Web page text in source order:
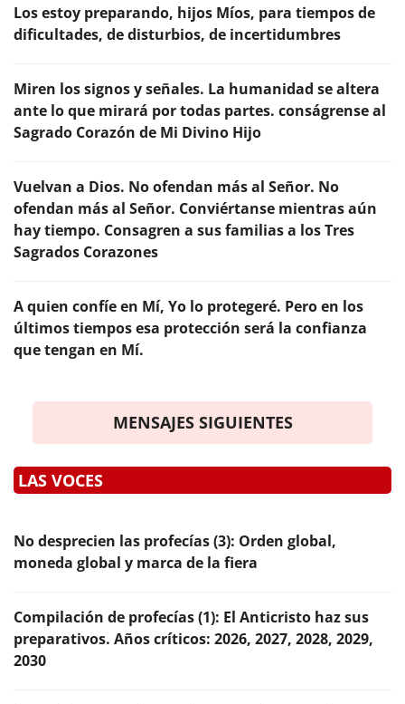
Los estoy preparando, hijos Míos, para tiempos de
dificultades, de disturbios, de incertidumbres
Miren los signos y señales. La humanidad se altera
ante lo que mirará por todas partes. conságrense al
Sagrado Corazón de Mi Divino Hijo
Vuelvan a Dios. No ofendan más al Señor. No
ofendan más al Señor. Conviértanse mientras aún
hay tiempo. Consagren a sus familias a los Tres
Sagrados Corazones
A quien confíe en Mí, Yo lo protegeré. Pero en los
últimos tiempos esa protección será la confianza
que tengan en Mí.
MENSAJES SIGUIENTES
LAS VOCES
No desprecien las profecías (3): Orden global,
moneda global y marca de la fiera
Compilación de profecías (1): El Anticristo haz sus
preparativos. Años críticos: 2026, 2027, 2028, 2029,
2030